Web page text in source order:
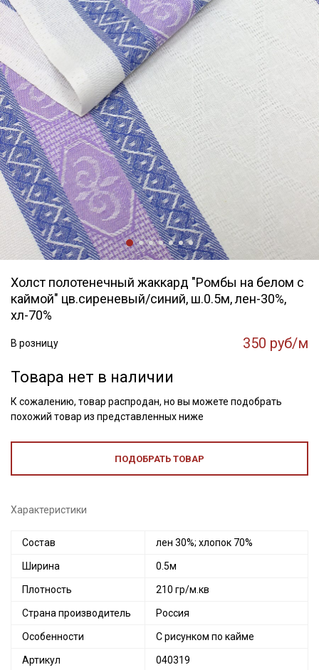
Холст полотенечный жаккард "Ромбы на белом с
каймой" цв.сиреневый/синий, ш.0.5м, лен-30%,
хл-70%
В розницу 350 руб/м
Товара нет в наличии
К сожалению, товар распродан, но вы можете подобрать
похожий товар из представленных ниже
ПОДОБРАТЬ ТОВАР
Характеристики
Состав лен 30%; хлопок 70%
Ширина 0.5м
Плотность 210 гр/м.кв
Страна производитель Россия
Особенности С рисунком по кайме
Артикул 040319